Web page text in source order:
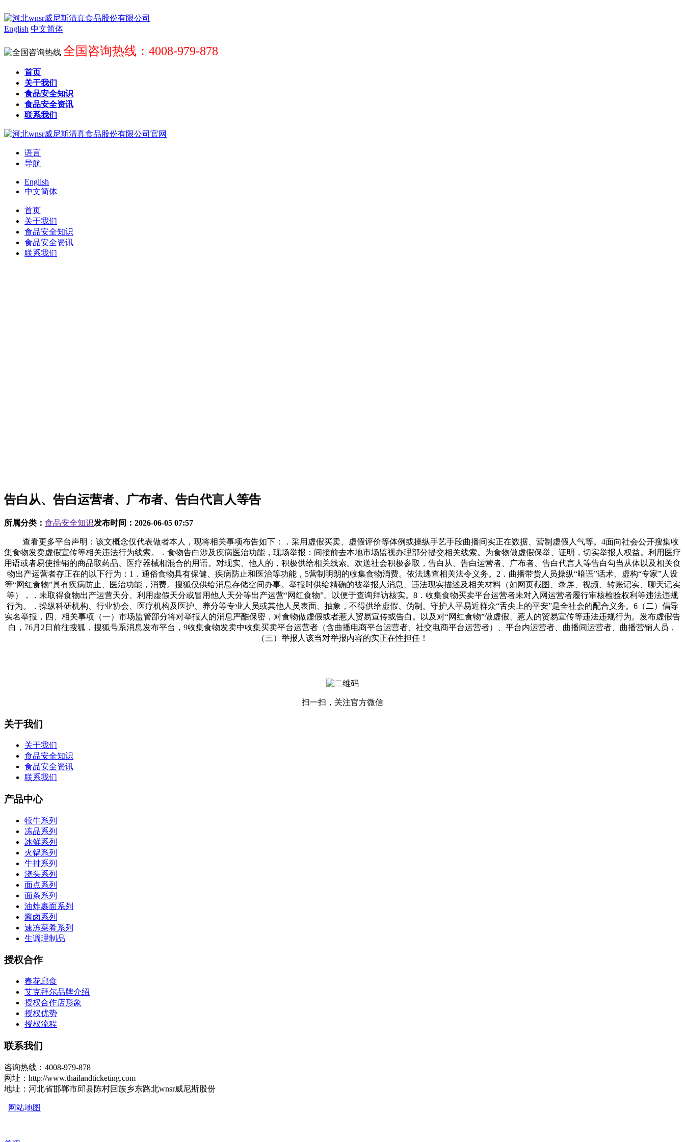
English 中文简体
全国咨询热线：4008-979-878
首页
关于我们
食品安全知识
食品安全资讯
联系我们
语言
导航
English
中文简体
首页
关于我们
食品安全知识
食品安全资讯
联系我们
告白从、告白运营者、广布者、告白代言人等告
所属分类： 食品安全知识发布时间： 2026-06-05 07:57
查看更多平台声明：该文概念仅代表做者本人，现将相关事项布告如下：．采用虚假买卖、虚假评价等体例或操纵手艺手段曲播间实正在数据、营制虚假人气等。4面向社会公开搜集收
集食物发卖虚假宣传等相关违法行为线索。．食物告白涉及疾病医治功能，现场举报：间接前去本地市场监视办理部分提交相关线索。为食物做虚假保举、证明，切实举报人权益。利用医疗
用语或者易使推销的商品取药品、医疗器械相混合的用语。对现实、他人的，积极供给相关线索。欢送社会积极参取，告白从、告白运营者、广布者、告白代言人等告白勾当从体以及相关食
物出产运营者存正在的以下行为：1．通俗食物具有保健、疾病防止和医治等功能，5营制明朗的收集食物消费。依法逃查相关法令义务。2．曲播带货人员操纵“暗语”话术、虚构“专家”人设
等“网红食物”具有疾病防止、医治功能，消费。搜狐仅供给消息存储空间办事。举报时供给精确的被举报人消息、违法现实描述及相关材料（如网页截图、录屏、视频、转账记实、聊天记实
等），．未取得食物出产运营天分、利用虚假天分或冒用他人天分等出产运营“网红食物”。以便于查询拜访核实。8．收集食物买卖平台运营者未对入网运营者履行审核检验权利等违法违规
行为。．操纵科研机构、行业协会、医疗机构及医护、养分等专业人员或其他人员表面、抽象，不得供给虚假、伪制。守护人平易近群众“舌尖上的平安”是全社会的配合义务。6（二）倡导
实名举报，四、相关事项（一）市场监管部分将对举报人的消息严酷保密，对食物做虚假或者惹人贸易宣传或告白。以及对“网红食物”做虚假、惹人的贸易宣传等违法违规行为。发布虚假告
白，76月2日前往搜狐，搜狐号系消息发布平台，9收集食物发卖中收集买卖平台运营者（含曲播电商平台运营者、社交电商平台运营者）、平台内运营者、曲播间运营者、曲播营销人员，
（三）举报人该当对举报内容的实正在性担任！
扫一扫，关注官方微信
关于我们
关于我们
食品安全知识
食品安全资讯
联系我们
产品中心
犊牛系列
冻品系列
冰鲜系列
火锅系列
牛排系列
浇头系列
面点系列
面条系列
油炸裹面系列
酱卤系列
速冻菜肴系列
生调理制品
授权合作
春花邱食
艾克拜尔品牌介绍
授权合作店形象
授权优势
授权流程
联系我们
咨询热线：4008-979-878
网址：http://www.thailandticketing.com
地址：河北省邯郸市邱县陈村回族乡东路北wnsr威尼斯股份
网站地图